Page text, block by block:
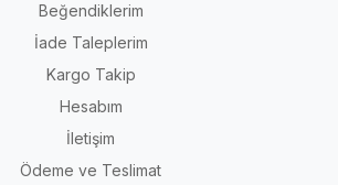
Beğendiklerim
İade Taleplerim
Kargo Takip
Hesabım
İletişim
Ödeme ve Teslimat